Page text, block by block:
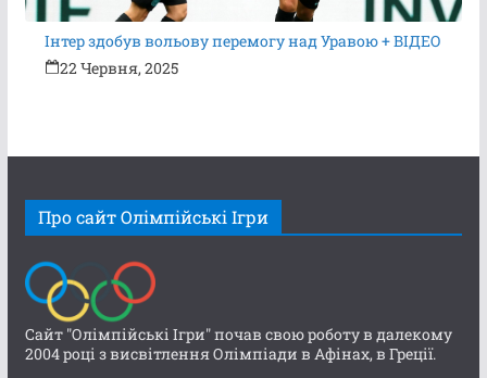
Інтер здобув вольову перемогу над Уравою + ВІДЕО
22 Червня, 2025
Про сайт Олімпійські Ігри
Сайт "Олімпійські Ігри" почав свою роботу в далекому
2004 році з висвітлення Олімпіади в Афінах, в Греції.